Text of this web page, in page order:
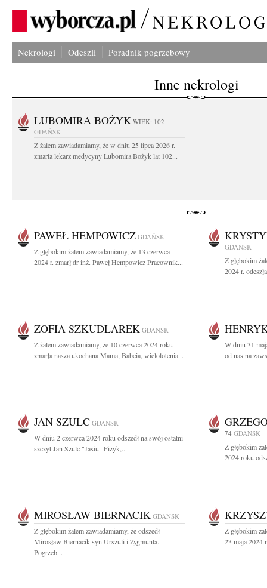
Nekrologi Odeszli Poradnik pogrzebowy
Inne nekrologi
LUBOMIRA BOŻYK WIEK: 102
GDAŃSK
Z żalem zawiadamiamy, że w dniu 25 lipca 2026 r.
zmarła lekarz medycyny Lubomira Bożyk lat 102...
PAWEŁ HEMPOWICZ GDAŃSK
Z głębokim żalem zawiadamiamy, że 13 czerwca
2024 r. zmarł dr inż. Paweł Hempowicz Pracownik...
GDAŃSK
Z głębokim
2024 r.
ZOFIA SZKUDLAREK GDAŃSK
Z żalem zawiadamiamy, że 10 czerwca 2024 roku
zmarła nasza ukochana Mama, Babcia, wielolotenia...
W dniu 31
od nas na
JAN SZULC GDAŃSK
W dniu 2 czerwca 2024 roku odszedł na swój ostatni
szczyt Jan Szulc "Jasiu" Fizyk,...
74 GDAŃSK
Z głębokim
2024 roku
MIROSŁAW BIERNACIK GDAŃSK
Z głębokim żalem zawiadamiamy, że odszedł
Mirosław Biernacik syn Urszuli i Zygmunta.
Pogrzeb...
Z głębokim
23 maja 2024